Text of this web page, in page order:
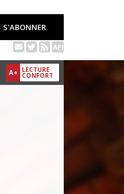
S'ABONNER
API
A+ LECTURE
CONFORT